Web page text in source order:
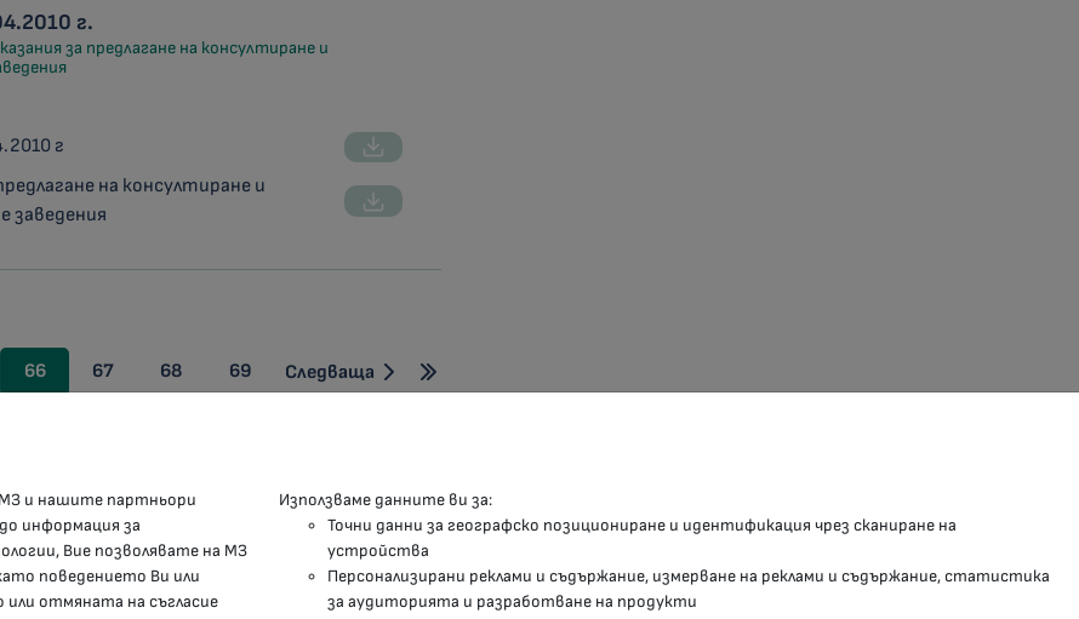
г.
за предлагане на консултиране и
г
на консултиране и
заведения
66 67 68 69 Следваща
гр.София, 1000, пл. „Света Неделя“ №5
delovodstvo@mh.government.bg Instragram профил
и нашите партньори
информация за
Вие позволявате на МЗ
поведението Ви или
отмяната на съгласие
Използваме данните ви за:
Точни данни за географско позициониране и идентификация чрез сканиране на
устройства
Персонализирани реклами и съдържание, измерване на реклами и съдържание, статистика
за аудиторията и разработване на продукти